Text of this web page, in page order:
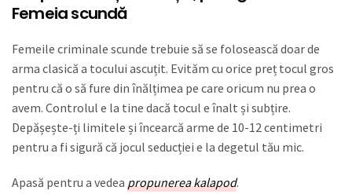
Femeia scundă
Femeile criminale scunde trebuie să se folosească doar de
arma clasică a tocului ascuțit. Evităm cu orice preț tocul gros
pentru că o să fure din înălțimea pe care oricum nu prea o
avem. Controlul e la tine dacă tocul e înalt și subțire.
Depășește-ți limitele și încearcă arme de 10-12 centimetri
pentru a fi sigură că jocul seducției e la degetul tău mic.
Apasă pentru a vedea propunerea kalapod.